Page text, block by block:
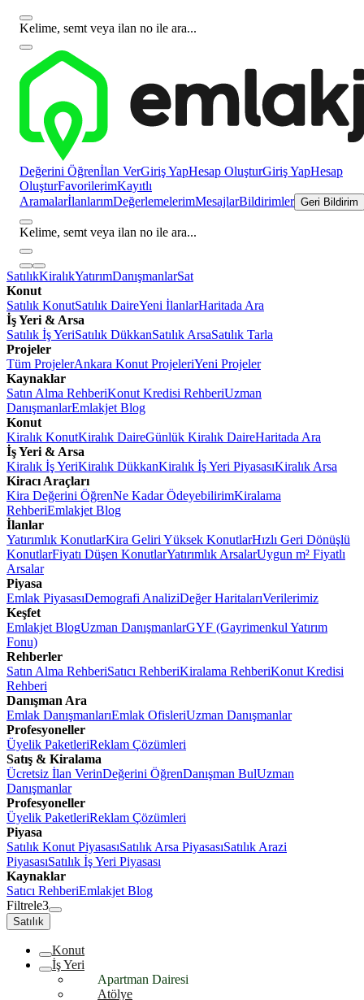
Kelime, semt veya ilan no ile ara...
Değerini Öğrenİlan VerGiriş YapHesap OluşturGiriş YapHesap
OluşturFavorilerimKayıtlı
AramalarİlanlarımDeğerlemelerimMesajlarBildirimler Geri Bildirim
Kelime, semt veya ilan no ile ara...
SatılıkKiralıkYatırımDanışmanlarSat
Konut
Satılık KonutSatılık DaireYeni İlanlarHaritada Ara
İş Yeri & Arsa
Satılık İş YeriSatılık DükkanSatılık ArsaSatılık Tarla
Projeler
Tüm ProjelerAnkara Konut ProjeleriYeni Projeler
Kaynaklar
Satın Alma RehberiKonut Kredisi RehberiUzman
DanışmanlarEmlakjet Blog
Konut
Kiralık KonutKiralık DaireGünlük Kiralık DaireHaritada Ara
İş Yeri & Arsa
Kiralık İş YeriKiralık DükkanKiralık İş Yeri PiyasasıKiralık Arsa
Kiracı Araçları
Kira Değerini ÖğrenNe Kadar ÖdeyebilirimKiralama
RehberiEmlakjet Blog
İlanlar
Yatırımlık KonutlarKira Geliri Yüksek KonutlarHızlı Geri Dönüşlü
KonutlarFiyatı Düşen KonutlarYatırımlık ArsalarUygun m² Fiyatlı
Arsalar
Piyasa
Emlak PiyasasıDemografi AnaliziDeğer HaritalarıVerilerimiz
Keşfet
Emlakjet BlogUzman DanışmanlarGYF (Gayrimenkul Yatırım
Fonu)
Rehberler
Satın Alma RehberiSatıcı RehberiKiralama RehberiKonut Kredisi
Rehberi
Danışman Ara
Emlak DanışmanlarıEmlak OfisleriUzman Danışmanlar
Profesyoneller
Üyelik PaketleriReklam Çözümleri
Satış & Kiralama
Ücretsiz İlan VerinDeğerini ÖğrenDanışman BulUzman
Danışmanlar
Profesyoneller
Üyelik PaketleriReklam Çözümleri
Piyasa
Satılık Konut PiyasasıSatılık Arsa PiyasasıSatılık Arazi
PiyasasıSatılık İş Yeri Piyasası
Kaynaklar
Satıcı RehberiEmlakjet Blog
Filtrele3
Satılık
Konut
İş Yeri
Apartman Dairesi
Atölye